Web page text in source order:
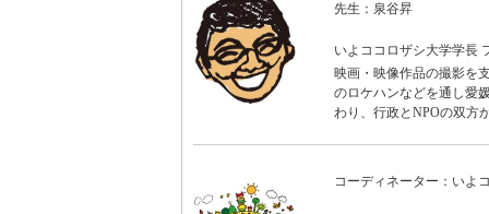
先生：泉谷昇
いよココロザシ大学学長
映画・映像作品の撮影を
のロケハンなどを通し愛
わり、行政とNPOの双方
コーディネーター：いよ